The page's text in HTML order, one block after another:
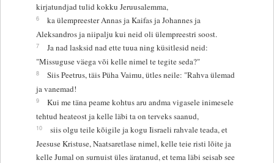
kirjatundjad tulid kokku Jeruusalemma,
6
ka ülempreester Annas ja Kaifas ja Johannes ja
Aleksandros ja niipalju kui neid oli ülempreestri soost.
7
Ja nad lasksid nad ette tuua ning küsitlesid neid:
"Missuguse väega või kelle nimel te tegite seda?"
8
Siis Peetrus, täis Püha Vaimu, ütles neile: "Rahva ülemad
ja vanemad!
9
Kui me täna peame kohtus aru andma vigasele inimesele
tehtud heateost ja kelle läbi ta on terveks saanud,
10
siis olgu teile kõigile ja kogu Iisraeli rahvale teada, et
Jeesuse Kristuse, Naatsaretlase nimel, kelle teie risti lõite ja
kelle Jumal on surnuist üles äratanud, et tema läbi seisab see